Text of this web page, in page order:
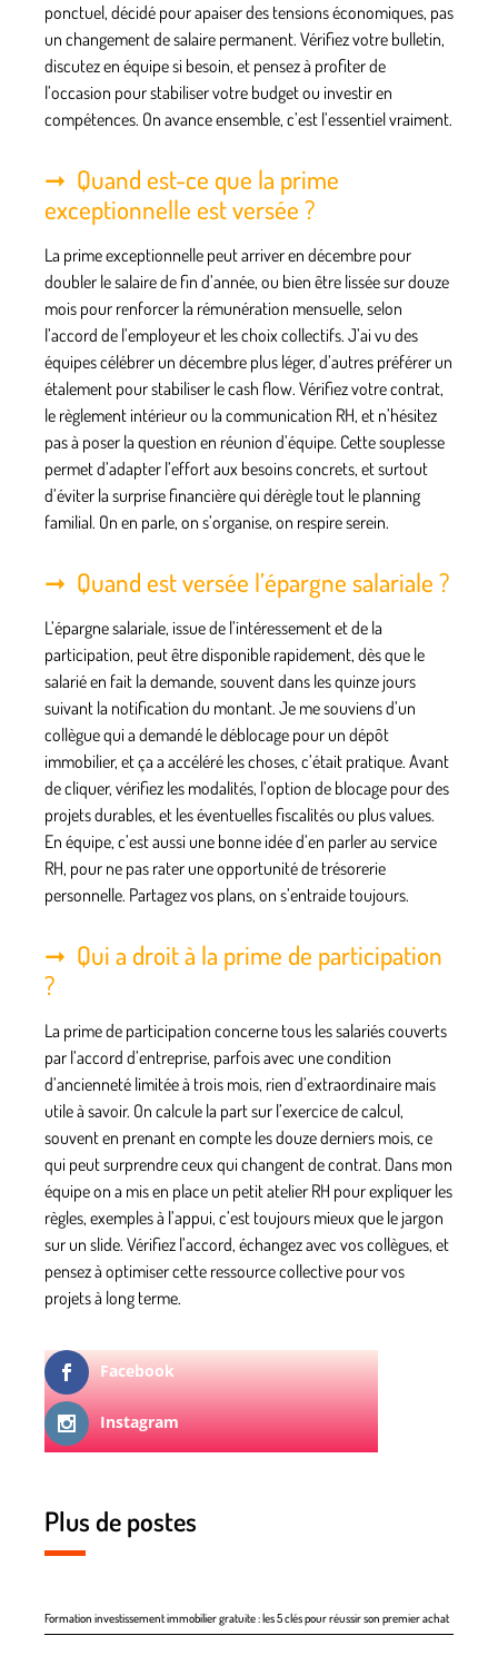
ponctuel, décidé pour apaiser des tensions économiques, pas
un changement de salaire permanent. Vérifiez votre bulletin,
discutez en équipe si besoin, et pensez à profiter de
l’occasion pour stabiliser votre budget ou investir en
compétences. On avance ensemble, c’est l’essentiel vraiment.
Quand est-ce que la prime
exceptionnelle est versée ?
La prime exceptionnelle peut arriver en décembre pour
doubler le salaire de fin d’année, ou bien être lissée sur douze
mois pour renforcer la rémunération mensuelle, selon
l’accord de l’employeur et les choix collectifs. J’ai vu des
équipes célébrer un décembre plus léger, d’autres préférer un
étalement pour stabiliser le cash flow. Vérifiez votre contrat,
le règlement intérieur ou la communication RH, et n’hésitez
pas à poser la question en réunion d’équipe. Cette souplesse
permet d’adapter l’effort aux besoins concrets, et surtout
d’éviter la surprise financière qui dérègle tout le planning
familial. On en parle, on s’organise, on respire serein.
Quand est versée l’épargne salariale ?
L’épargne salariale, issue de l’intéressement et de la
participation, peut être disponible rapidement, dès que le
salarié en fait la demande, souvent dans les quinze jours
suivant la notification du montant. Je me souviens d’un
collègue qui a demandé le déblocage pour un dépôt
immobilier, et ça a accéléré les choses, c’était pratique. Avant
de cliquer, vérifiez les modalités, l’option de blocage pour des
projets durables, et les éventuelles fiscalités ou plus values.
En équipe, c’est aussi une bonne idée d’en parler au service
RH, pour ne pas rater une opportunité de trésorerie
personnelle. Partagez vos plans, on s’entraide toujours.
Qui a droit à la prime de participation
?
La prime de participation concerne tous les salariés couverts
par l’accord d’entreprise, parfois avec une condition
d’ancienneté limitée à trois mois, rien d’extraordinaire mais
utile à savoir. On calcule la part sur l’exercice de calcul,
souvent en prenant en compte les douze derniers mois, ce
qui peut surprendre ceux qui changent de contrat. Dans mon
équipe on a mis en place un petit atelier RH pour expliquer les
règles, exemples à l’appui, c’est toujours mieux que le jargon
sur un slide. Vérifiez l’accord, échangez avec vos collègues, et
pensez à optimiser cette ressource collective pour vos
projets à long terme.
Facebook
Instagram
Plus de postes
Formation investissement immobilier gratuite : les 5 clés pour réussir son premier achat